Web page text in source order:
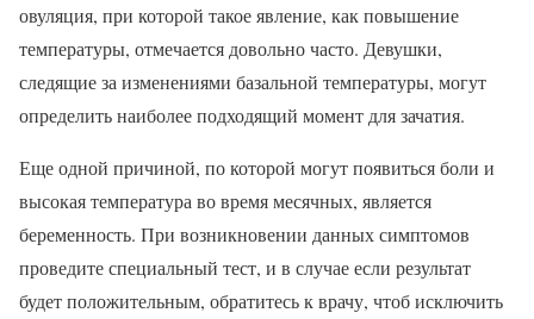
овуляция, при которой такое явление, как повышение
температуры, отмечается довольно часто. Девушки,
следящие за изменениями базальной температуры, могут
определить наиболее подходящий момент для зачатия.
Еще одной причиной, по которой могут появиться боли и
высокая температура во время месячных, является
беременность. При возникновении данных симптомов
проведите специальный тест, и в случае если результат
будет положительным, обратитесь к врачу, чтоб исключить